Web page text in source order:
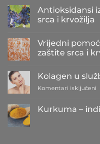
Antioksidansi
srca i krvožilja
na
Antioksidansi
iz
najbolji
prijatelji
srca
Vrijedni
zaštite srca i
na
Vrijedni
pomoćnici
u
Kolagen u
Komentari isključeni
u
Kurkuma –